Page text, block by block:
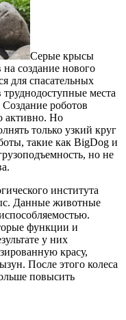
Серые крысы
создание нового
для спасательных
места
роботов
активно. Но
только узкий круг
такие как BigDog и
но не
института
Данные животные
функции и
у них
красу,
После этого колеса
повысить